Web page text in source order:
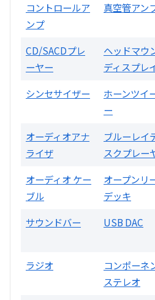
2024年12月更新 オーデ
LUXKIT
A3300 真空管プ
お問合
SONY
コントロールア
ンプ
真空管アン
CD/SACDプレ
ーヤー
ヘッドマウ
ディスプレ
シンセサイザー
ホーンツイ
ー
オーディオアナ
ライザ
ブルーレイ
スクプレー
オーディオ ケー
ブル
オープンリ
デッキ
サウンドバー USB DAC
ラジオ
コンポーネ
ステレオ